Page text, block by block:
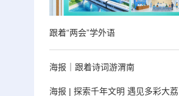
跟着“两会”学外语
海报｜跟着诗词游渭南
海报 | 探索千年文明 遇见多彩大荔